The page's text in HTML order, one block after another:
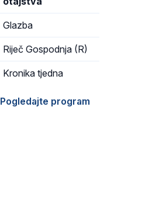
Glazba
Riječ Gospodnja (R)
Kronika tjedna
Pogledajte program